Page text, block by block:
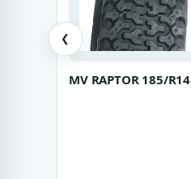
❮
MV RAPTOR 185/R14